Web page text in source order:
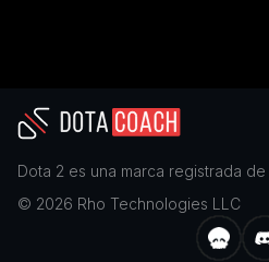
Dota 2 es una marca registrada de
© 2026 Rho Technologies LLC